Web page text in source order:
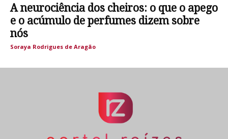
A neurociência dos cheiros: o que o apego
e o acúmulo de perfumes dizem sobre
nós
Soraya Rodrigues de Aragão